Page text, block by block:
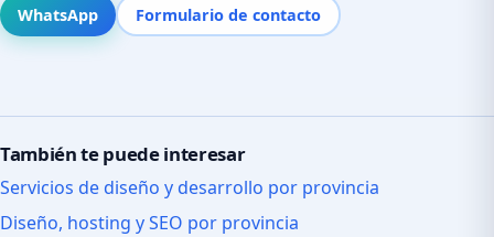
WhatsApp Formulario de contacto
También te puede interesar
Servicios de diseño y desarrollo por provincia
Diseño, hosting y SEO por provincia